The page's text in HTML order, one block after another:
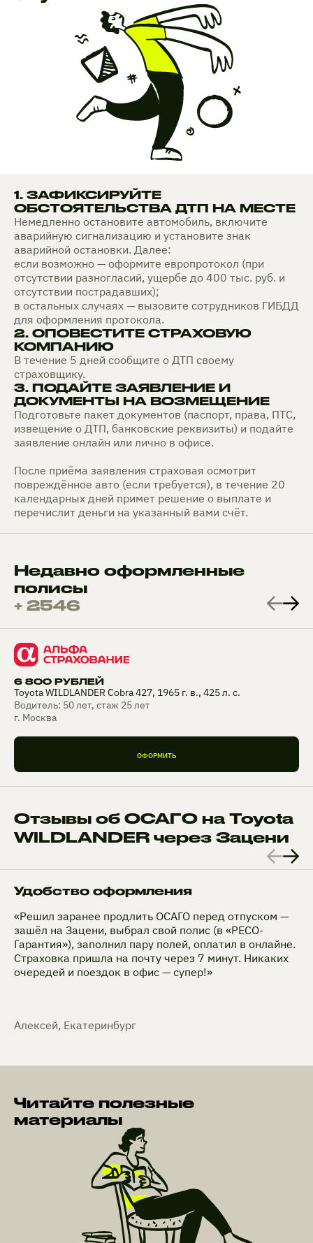
1. ЗАФИКСИРУЙТЕ
ОБСТОЯТЕЛЬСТВА ДТП НА МЕСТЕ
Немедленно остановите автомобиль, включите
аварийную сигнализацию и установите знак
аварийной остановки. Далее:
если возможно — оформите европротокол (при
отсутствии разногласий, ущербе до 400 тыс. руб. и
отсутствии пострадавших);
в остальных случаях — вызовите сотрудников ГИБДД
для оформления протокола.
2. ОПОВЕСТИТЕ СТРАХОВУЮ
КОМПАНИЮ
В течение 5 дней сообщите о ДТП своему
страховщику.
3. ПОДАЙТЕ ЗАЯВЛЕНИЕ И
ДОКУМЕНТЫ НА ВОЗМЕЩЕНИЕ
Подготовьте пакет документов (паспорт, права, ПТС,
извещение о ДТП, банковские реквизиты) и подайте
заявление онлайн или лично в офисе.
После приёма заявления страховая осмотрит
повреждённое авто (если требуется), в течение 20
календарных дней примет решение о выплате и
перечислит деньги на указанный вами счёт.
Недавно оформленные
полисы
+ 2546
6 800 РУБЛЕЙ
Toyota WILDLANDER Cobra 427, 1965 г. в., 425 л. с.
Водитель: 50 лет, стаж 25 лет
г. Москва
ОФОРМИТЬ
Отзывы об ОСАГО на Toyota
WILDLANDER через Зацени
Удобство оформления
«Решил заранее продлить ОСАГО перед отпуском —
зашёл на Зацени, выбрал свой полис (в «РЕСО-
Гарантия»), заполнил пару полей, оплатил в онлайне.
Страховка пришла на почту через 7 минут. Никаких
очередей и поездок в офис — супер!»
Алексей, Екатеринбург
Читайте полезные
материалы